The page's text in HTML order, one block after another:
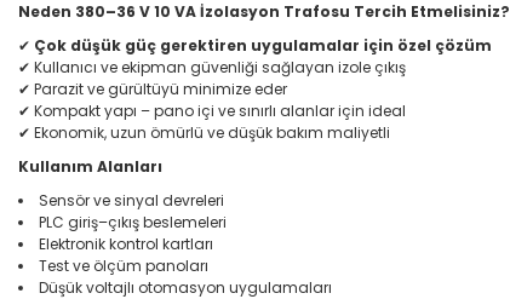
Neden 380–36 V 10 VA İzolasyon Trafosu Tercih Etmelisiniz?
✔ Çok düşük güç gerektiren uygulamalar için özel çözüm
✔ Kullanıcı ve ekipman güvenliği sağlayan izole çıkış
✔ Parazit ve gürültüyü minimize eder
✔ Kompakt yapı –pano içi ve sınırlı alanlar için ideal
✔ Ekonomik, uzun ömürlü ve düşük bakım maliyetli
Kullanım Alanları
Sensör ve sinyal devreleri
PLC giriş–çıkış beslemeleri
Elektronik kontrol kartları
Test ve ölçüm panoları
Düşük voltajlı otomasyon uygulamaları